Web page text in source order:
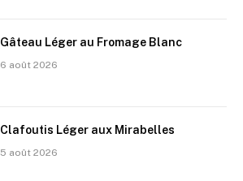
Gâteau Léger au Fromage Blanc
6 août 2026
Clafoutis Léger aux Mirabelles
5 août 2026